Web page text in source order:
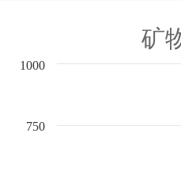
矿
750
1000